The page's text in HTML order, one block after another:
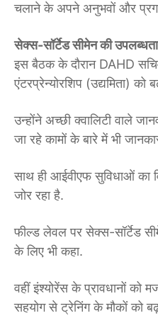
चलाने के अपने अनुभवों और
सेक्स-सॉर्टेड सीमेन की
इस बैठक के दौरान DAHD
एंटरप्रेन्योरशिप (उद्यमिता) को
उन्होंने अच्छी क्वालिटी वाले
जा रहे कामों के बारे में भी
साथ ही आईवीएफ सुविधाओं का
जोर रहा है.
फील्ड लेवल पर सेक्स-सॉर्टेड
के लिए भी कहा.
वहीं इंश्योरेंस के प्रावधानों
सहयोग से ट्रेनिंग के मौकों को